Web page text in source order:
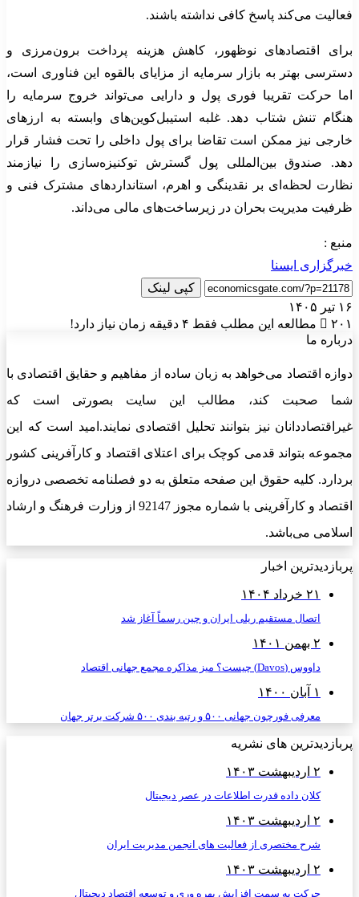
فعالیت می‌کند پاسخ کافی نداشته باشند.
برای اقتصادهای نوظهور، کاهش هزینه پرداخت برون‌مرزی و
دسترسی بهتر به بازار سرمایه از مزایای بالقوه این فناوری است،
اما حرکت تقریبا فوری پول و دارایی می‌تواند خروج سرمایه را
هنگام تنش شتاب دهد. غلبه استیبل‌کوین‌های وابسته به ارزهای
خارجی نیز ممکن است تقاضا برای پول داخلی را تحت فشار قرار
دهد. صندوق بین‌المللی پول گسترش توکنیزه‌سازی را نیازمند
نظارت لحظه‌ای بر نقدینگی و اهرم، استانداردهای مشترک فنی و
ظرفیت مدیریت بحران در زیرساخت‌های مالی می‌داند.
منبع :
خبرگزاری ایسنا
کپی لینک
۱۶ تیر ۱۴۰۵
۲۰۱
مطالعه این مطلب فقط ۴ دقیقه زمان نیاز دارد!
درباره ما
دوازه اقتصاد می‌خواهد به زبان ساده از مفاهیم و حقایق اقتصادی با
شما صحبت کند، مطالب این سایت بصورتی است که
غیراقتصاددانان نیز بتوانند تحلیل اقتصادی نمایند.امید است که این
مجموعه بتواند قدمی کوچک برای اعتلای اقتصاد و کارآفرینی کشور
بردارد. کلیه حقوق این صفحه متعلق به دو فصلنامه تخصصی دروازه
اقتصاد و کارآفرینی با شماره مجوز 92147 از وزارت فرهنگ و ارشاد
اسلامی می‌باشد.
پربازدیدترین اخبار
۲۱ خرداد ۱۴۰۴
اتصال مستقیم ریلی ایران و چین رسماً آغاز شد
۲ بهمن ۱۴۰۱
داووس (Davos) چیست؟ میز مذاکره مجمع جهانی اقتصاد
۱ آبان ۱۴۰۰
معرفی فورچون جهانی ۵۰۰ و رتبه بندی ۵۰۰ شرکت برتر جهان
پربازدیدترین های نشریه
۲ اردیبهشت ۱۴۰۳
کلان داده قدرت اطلاعات در عصر دیجیتال
۲ اردیبهشت ۱۴۰۳
شرح مختصری از فعالیت های انجمن مدیریت ایران
۲ اردیبهشت ۱۴۰۳
حرکت به سمت افزایش بهره وری و توسعه اقتصاد دیجیتال